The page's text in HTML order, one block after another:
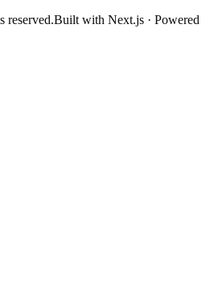
reserved.Built with Next.js · Powered